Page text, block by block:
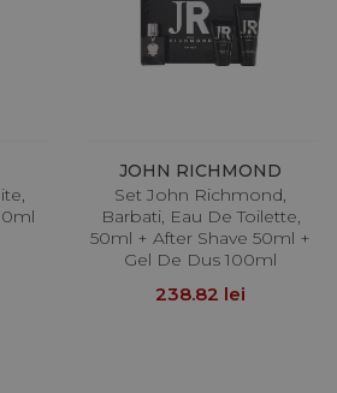
JOHN RICHMOND
Set John Richmond,
Barbati, Eau De Toilette,
50ml + After Shave 50ml +
Gel De Dus 100ml
238.82 lei